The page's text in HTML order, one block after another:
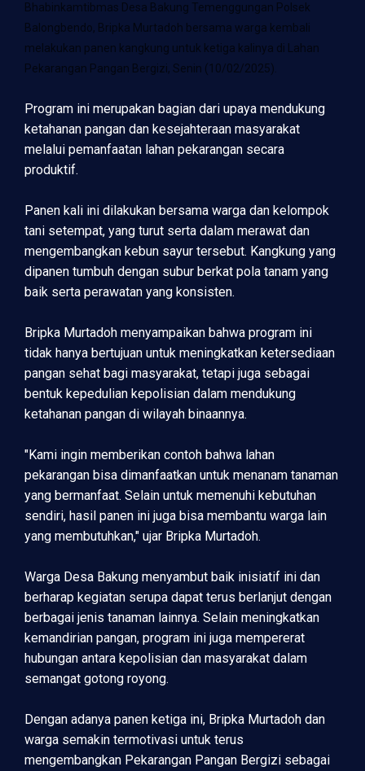
Bhabinkamtibmas Desa Bakung Temenggungan Polsek
Balongbendo, Bripka Murtadoh bersama warga kembali
melakukan panen kangkung untuk ketiga kalinya di Lahan
Pekarangan Pangan Bergizi, Senin (10/02/2025).
Program ini merupakan bagian dari upaya mendukung
ketahanan pangan dan kesejahteraan masyarakat
melalui pemanfaatan lahan pekarangan secara
produktif.
Panen kali ini dilakukan bersama warga dan kelompok
tani setempat, yang turut serta dalam merawat dan
mengembangkan kebun sayur tersebut. Kangkung yang
dipanen tumbuh dengan subur berkat pola tanam yang
baik serta perawatan yang konsisten.
Bripka Murtadoh menyampaikan bahwa program ini
tidak hanya bertujuan untuk meningkatkan ketersediaan
pangan sehat bagi masyarakat, tetapi juga sebagai
bentuk kepedulian kepolisian dalam mendukung
ketahanan pangan di wilayah binaannya.
"Kami ingin memberikan contoh bahwa lahan
pekarangan bisa dimanfaatkan untuk menanam tanaman
yang bermanfaat. Selain untuk memenuhi kebutuhan
sendiri, hasil panen ini juga bisa membantu warga lain
yang membutuhkan," ujar Bripka Murtadoh.
Warga Desa Bakung menyambut baik inisiatif ini dan
berharap kegiatan serupa dapat terus berlanjut dengan
berbagai jenis tanaman lainnya. Selain meningkatkan
kemandirian pangan, program ini juga mempererat
hubungan antara kepolisian dan masyarakat dalam
semangat gotong royong.
Dengan adanya panen ketiga ini, Bripka Murtadoh dan
warga semakin termotivasi untuk terus
mengembangkan Pekarangan Pangan Bergizi sebagai